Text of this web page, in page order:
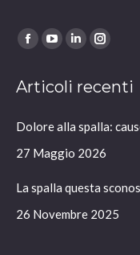
Ci puoi trovare su:
Facebook
opens
new
window
YouTube
opens
new
window
Linkedin
opens
new
window
opens
new
window
Articoli recenti
Dolore alla spalla:
27 Maggio 2026
La spalla questa
26 Novembre 2025